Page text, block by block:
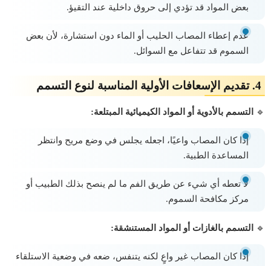
بعض المواد قد تؤدي إلى حروق داخلية عند التقيؤ.
عدم إعطاء المصاب الحليب أو الماء دون استشارة، لأن بعض
السموم قد تتفاعل مع السوائل.
4. تقديم الإسعافات الأولية المناسبة لنوع التسمم
🔹 التسمم بالأدوية أو المواد الكيميائية المبتلعة:
إذا كان المصاب واعيًا، اجعله يجلس في وضع مريح وانتظر
المساعدة الطبية.
لا تعطه أي شيء عن طريق الفم ما لم ينصح بذلك الطبيب أو
مركز مكافحة السموم.
🔹 التسمم بالغازات أو المواد المستنشقة:
إذا كان المصاب غير واعٍ لكنه يتنفس، ضعه في وضعية الاستلقاء